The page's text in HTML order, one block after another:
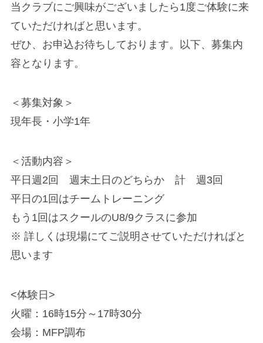
当クラブにご興味がございましたら1度ご体験に来
ていただければと思います。
ぜひ、お申込お待ちしております。以下、募集内
容となります。
＜募集対象＞
現年長・小学1年
＜活動内容＞
平日週2回 週末土日のどちらか 計 週3回
平日の1回はチームトレーニング
もう1回はスクールのU8/9クラスに参加
※ 詳しくは現場にてご説明させていただければと
思います
<体験日>
火曜：16時15分～17時30分
会場：MFP調布